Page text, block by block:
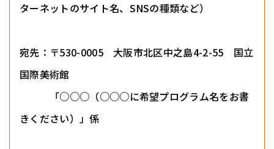
ターネットのサイト名、SNSの種類など）
宛先：〒530-0005 大阪市北区中之島4-2-55 国立
国際美術館
「○○○（○○○に希望プログラム名をお書
きください）」係